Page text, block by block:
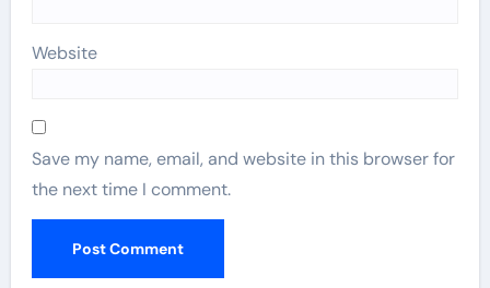
Website
Save my name, email, and website in this browser for
the next time I comment.